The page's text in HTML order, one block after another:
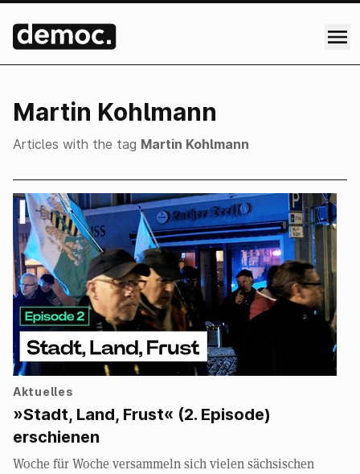
Martin Kohlmann
Articles with the tag Martin Kohlmann
Aktuelles
»Stadt, Land, Frust« (2. Episode)
erschienen
Woche für Woche versammeln sich vielen sächsischen